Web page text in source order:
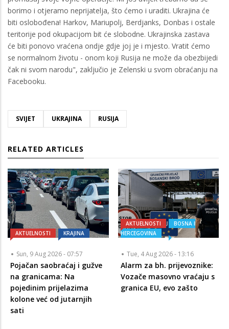
borimo i otjeramo neprijatelja, što ćemo i uraditi. Ukrajina će
biti oslobođena! Harkov, Mariupolj, Berdjanks, Donbas i ostale
teritorije pod okupacijom bit će slobodne. Ukrajinska zastava
će biti ponovo vraćena ondje gdje joj je i mjesto. Vratit ćemo
se normalnom životu - onom koji Rusija ne može da obezbijedi
čak ni svom narodu", zaključio je Zelenski u svom obraćanju na
Facebooku.
SVIJET UKRAJINA RUSIJA
RELATED ARTICLES
AKTUELNOSTI KRAJINA
Sun, 9 Aug 2026 - 07:57
Pojačan saobraćaj i gužve
na granicama: Na
pojedinim prijelazima
kolone već od jutarnjih
sati
AKTUELNOSTI
BOSNA I
HERCEGOVINA
Tue, 4 Aug 2026 - 13:16
Alarm za bh. prijevoznike:
Vozače masovno vraćaju s
granica EU, evo zašto